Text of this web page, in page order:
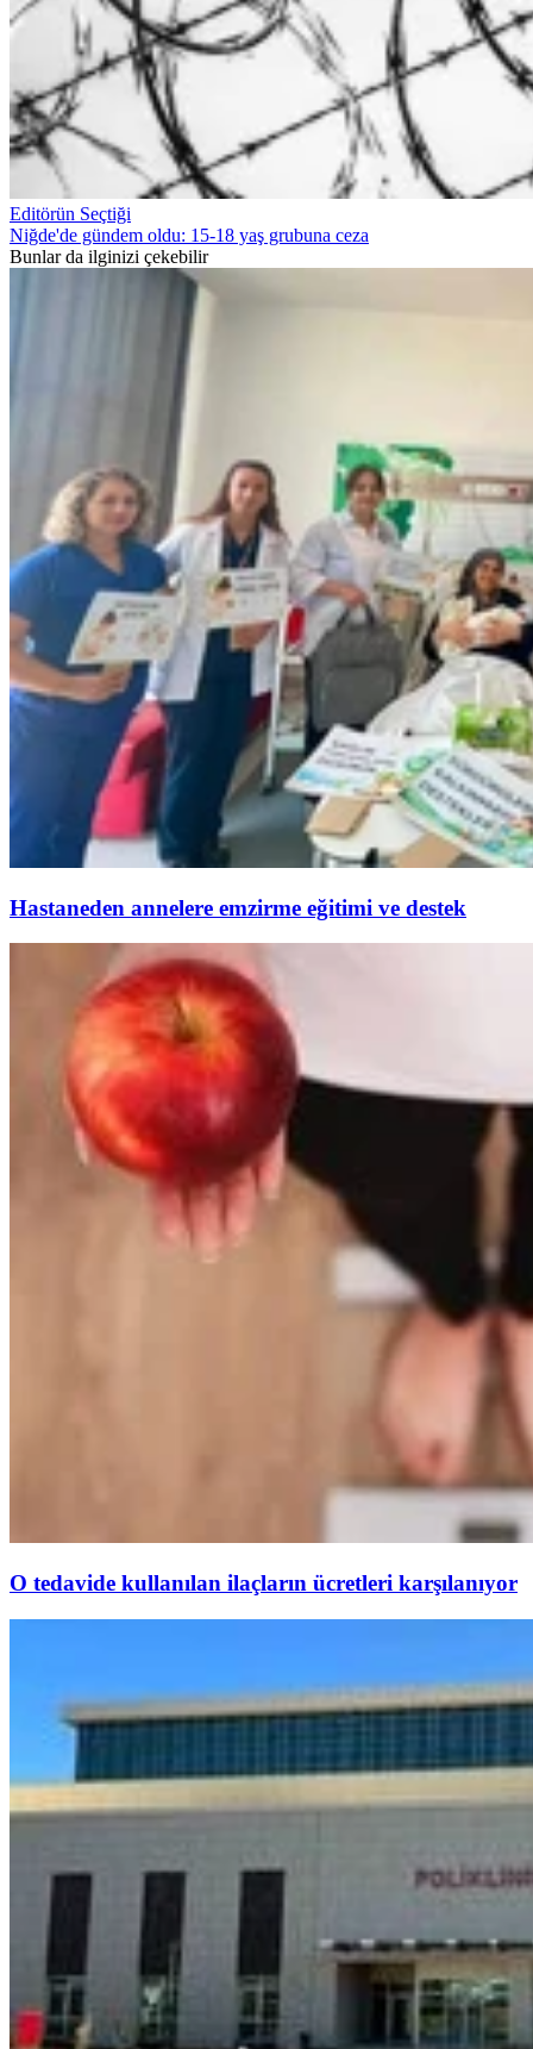
Editörün Seçtiği
Niğde'de gündem oldu: 15-18 yaş grubuna ceza
Bunlar da ilginizi çekebilir
Hastaneden annelere emzirme eğitimi ve destek
O tedavide kullanılan ilaçların ücretleri karşılanıyor